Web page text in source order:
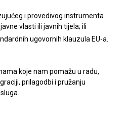
i provedivog instrumenta
vlasti ili javnih tijela; ili
ugovornih klauzula EU-a.
koje nam pomažu u radu,
prilagodbi i pružanju